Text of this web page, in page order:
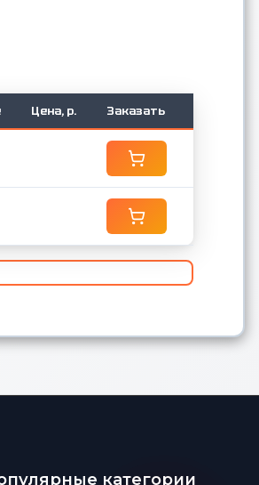
Цена, р. Заказать
категории